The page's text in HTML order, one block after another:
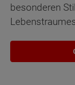
besonderen